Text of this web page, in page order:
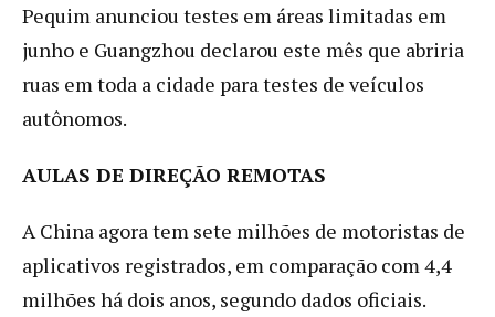
Pequim anunciou testes em áreas limitadas em
junho e Guangzhou declarou este mês que abriria
ruas em toda a cidade para testes de veículos
autônomos.
AULAS DE DIREÇÃO REMOTAS
A China agora tem sete milhões de motoristas de
aplicativos registrados, em comparação com 4,4
milhões há dois anos, segundo dados oficiais.